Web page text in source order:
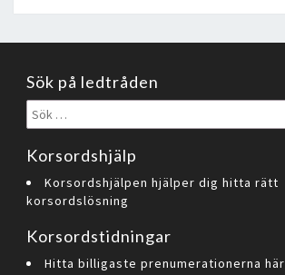
Sök på ledtråden
Sök
efter:
Korsordshjälp
Korsordshjälpen hjälper dig hitta rätt
korsordslösning
Korsordstidningar
Hitta billigaste prenumerationerna här